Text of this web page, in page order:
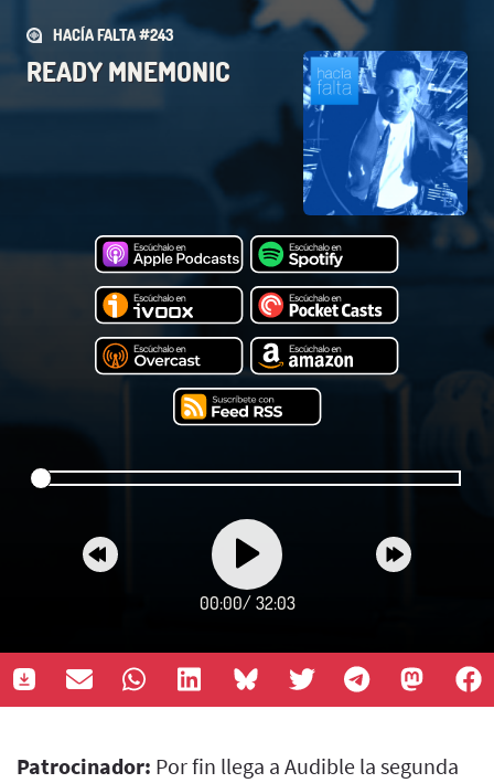
HACÍA FALTA #243
READY MNEMONIC
00:00/ 32:03
Patrocinador: Por fin llega a Audible la segunda